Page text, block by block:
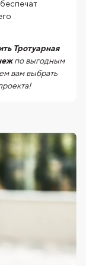
Тротуарная
по выгодным
вам выбрать